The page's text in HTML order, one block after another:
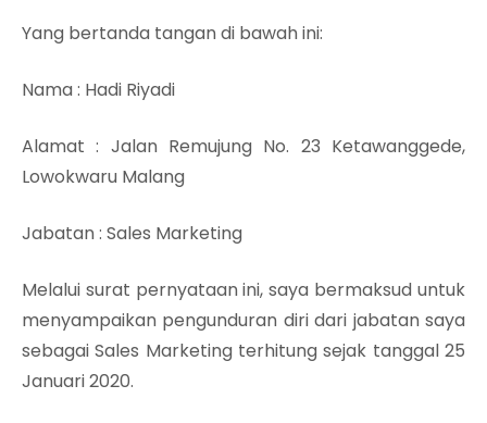
Yang bertanda tangan di bawah ini:
Nama: Hadi Riyadi
Alamat : Jalan Remujung No. 23 Ketawanggede,
Lowokwaru Malang
Jabatan: Sales Marketing
Melalui surat pernyataan ini, saya bermaksud untuk
menyampaikan pengunduran diri dari jabatan saya
sebagai Sales Marketing terhitung sejak tanggal 25
Januari 2020.